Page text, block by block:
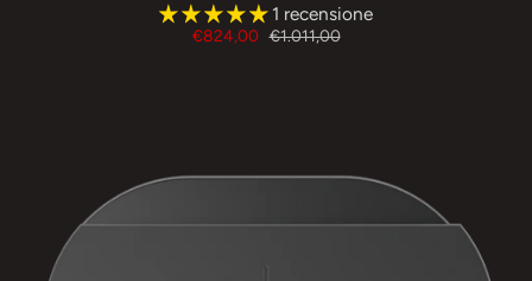
1 recensione
€824,00 €1.011,00